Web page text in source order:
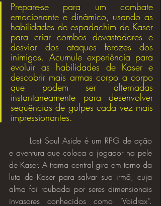
Prepare-se para um combate
emocionante e dinâmico, usando as
habilidades de espadachim de Kaser
para criar combos devastadores e
desviar dos ataques ferozes dos
inimigos. Acumule experiência para
evoluir as habilidades de Kaser e
descobrir mais armas corpo a corpo
que podem ser alternadas
instantaneamente para desenvolver
sequências de golpes cada vez mais
impressionantes.
e aventura que coloca o jogador na pele
de Kaser. A trama central gira em torno da
luta de Kaser para salvar sua irmã, cuja
alma foi roubada por seres dimensionais
invasores conhecidos como "Voidrax".